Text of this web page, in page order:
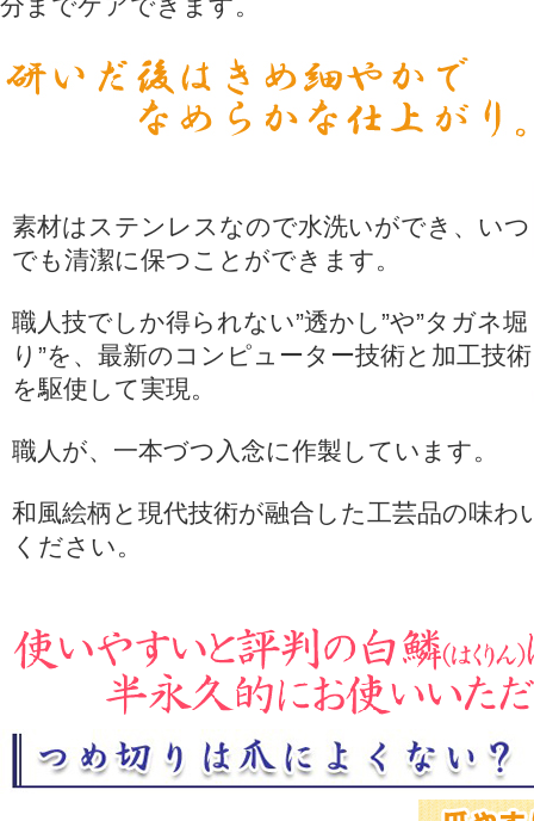
素材はステンレスなので水洗いができ、いつ
でも清潔に保つことができます。
職人技でしか得られない”透かし”や”タガネ堀
り”を、最新のコンピューター技術と加工技術
を駆使して実現。
職人が、一本づつ入念に作製しています。
和風絵柄と現代技術が融合した工芸品の味わ
ください。